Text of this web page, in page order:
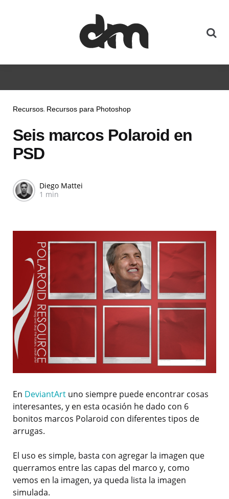
Recursos Recursos para Photoshop
Seis marcos Polaroid en
PSD
Diego Mattei
1 min
En DeviantArt uno siempre puede encontrar cosas
interesantes, y en esta ocasión he dado con 6
bonitos marcos Polaroid con diferentes tipos de
arrugas.
El uso es simple, basta con agregar la imagen que
querramos entre las capas del marco y, como
vemos en la imagen, ya queda lista la imagen
simulada.